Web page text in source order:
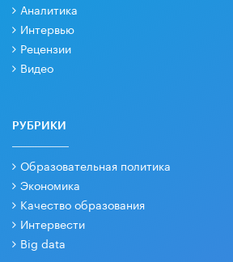
Аналитика
Интервью
Рецензии
Видео
РУБРИКИ
Образовательная политика
Экономика
Качество образования
Интервести
Big data